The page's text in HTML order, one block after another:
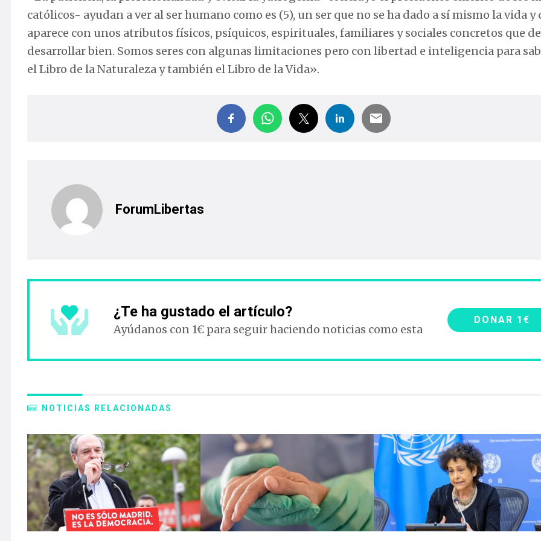
católicos- ayudan a ver al ser humano como es (5), un ser que no se ha dado a sí mismo la vida y
aparece con unos atributos físicos, psíquicos, espirituales, familiares y sociales concretos que
desarrollar bien. Somos seres con algunas limitaciones pero con libertad e inteligencia para
el Libro de la Naturaleza y también el Libro de la Vida».
ForumLibertas
¿Te ha gustado el artículo?
Ayúdanos con 1€ para seguir haciendo noticias como esta
DONAR 1€
NOTICIAS RELACIONADAS